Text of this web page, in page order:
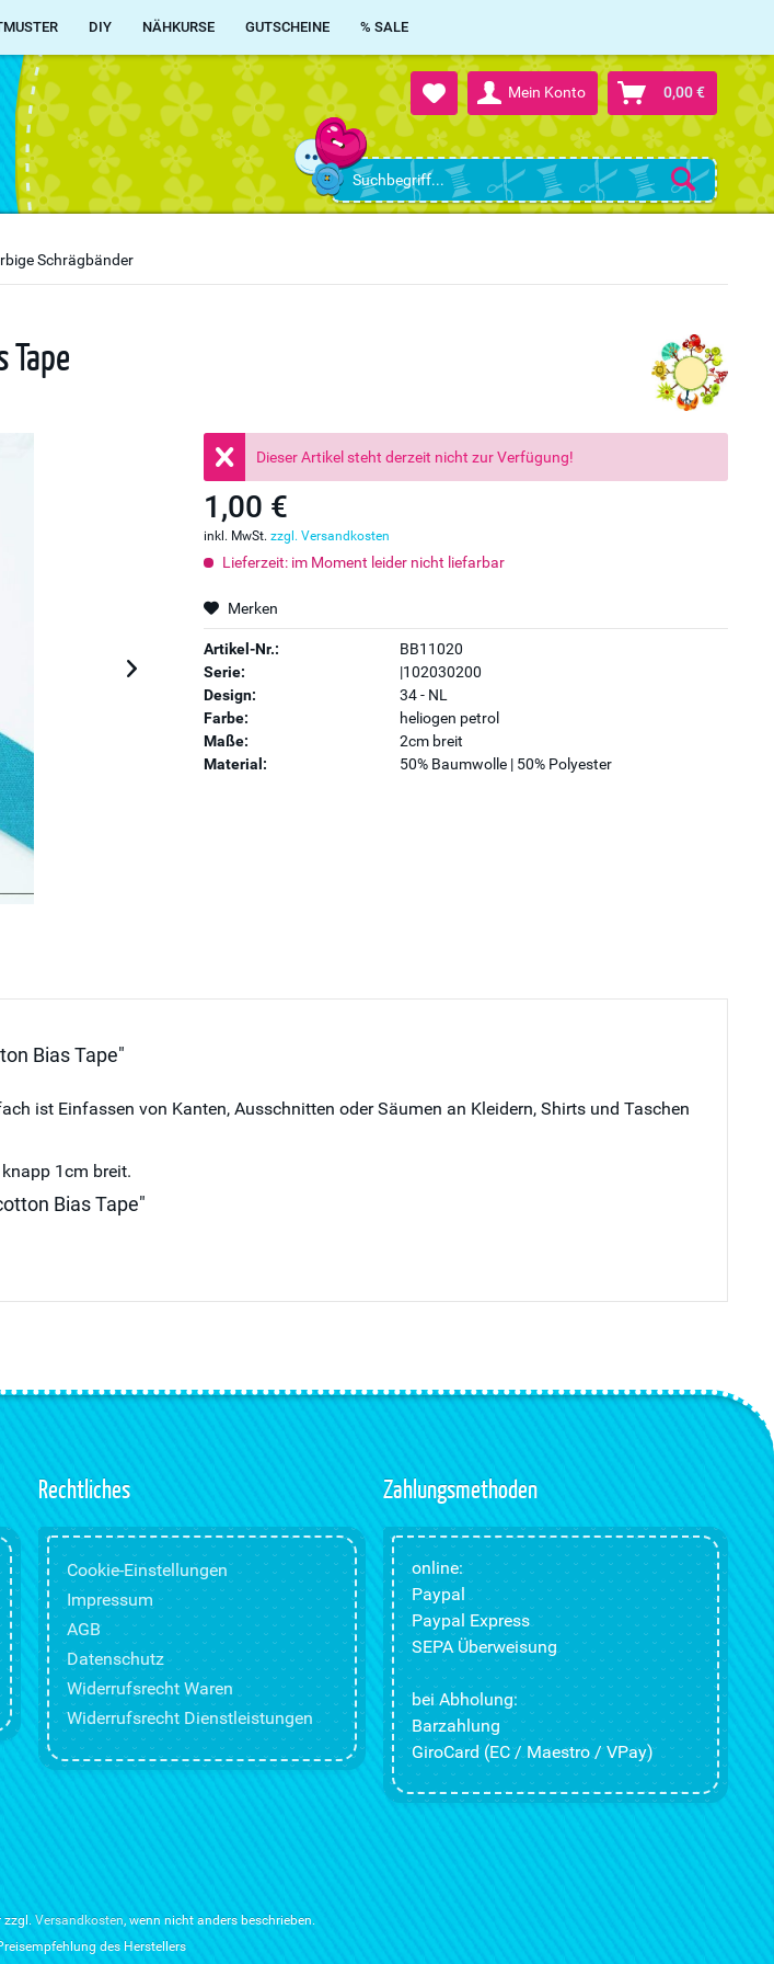
Mein Konto 0,00 €
DIY NÄHKURSE GUTSCHEINE % SALE
Schrägbänder
Dieser Artikel steht derzeit nicht zur Verfügung!
1,00 €
inkl. MwSt.zzgl. Versandkosten
Lieferzeit: im Moment leider nicht liefarbar
Merken
Artikel-Nr.:
BB11020
Serie:
|102030200
Design:
34 - NL
Farbe:
heliogen petrol
Maße:
2cm breit
Material:
50% Baumwolle | 50% Polyester
Bias Tape"
ist Einfassen von Kanten, Ausschnitten oder Säumen an Kleidern, Shirts und Taschen
1cm breit.
Bias Tape"
Rechtliches
Cookie-Einstellungen
Impressum
AGB
Datenschutz
Widerrufsrecht Waren
Widerrufsrecht Dienstleistungen
Zahlungsmethoden
online:
Paypal
Paypal Express
SEPA Überweisung
bei Abholung:
Barzahlung
GiroCard (EC / Maestro / VPay)
zzgl. Versandkosten, wenn nicht anders beschrieben.
des Herstellers